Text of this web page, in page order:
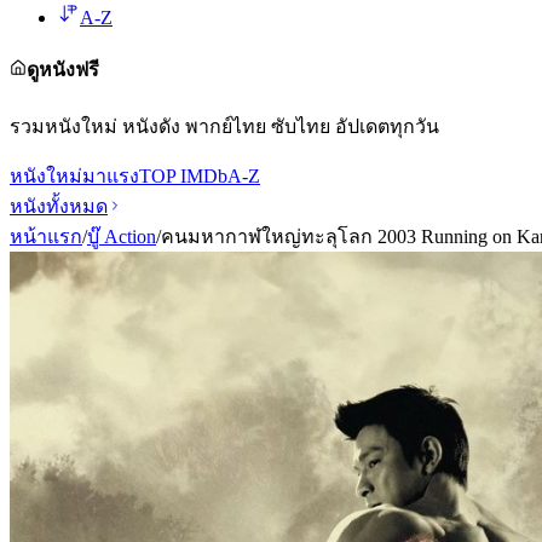
A-Z
ดูหนังฟรี
รวมหนังใหม่ หนังดัง พากย์ไทย ซับไทย อัปเดตทุกวัน
หนังใหม่มาแรงTOP IMDbA-Z
หนังทั้งหมด
หน้าแรก/บู๊ Action/คนมหากาฬใหญ่ทะลุโลก 2003 Running on